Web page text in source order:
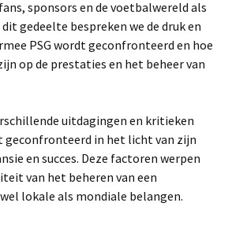
sponsors en de voetbalwereld als
gedeelte bespreken we de druk en
PSG wordt geconfronteerd en hoe
op de prestaties en het beheer van
uitdagingen en kritieken
geconfronteerd in het licht van zijn
en succes. Deze factoren werpen
van het beheren van een
lokale als mondiale belangen.